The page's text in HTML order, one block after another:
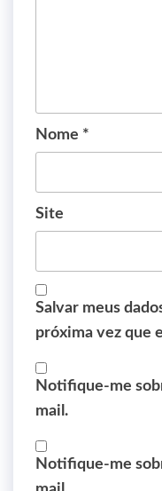
Nome *
Site
Salvar meus
próxima vez que
Notifique-me
mail.
Notifique-me